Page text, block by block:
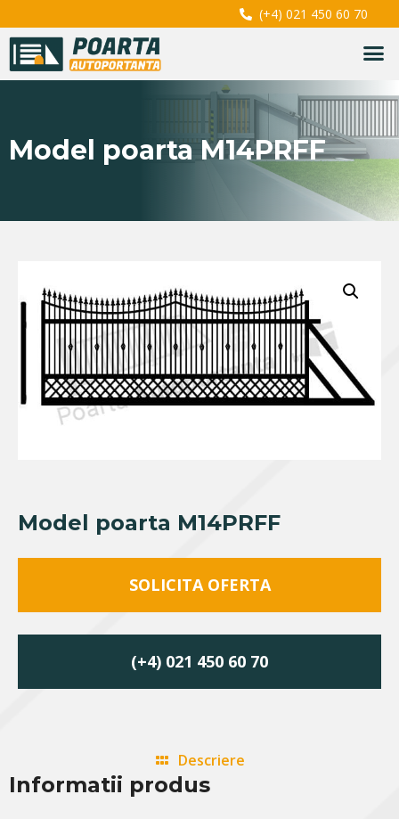
(+4) 021 450 60 70
Model poarta M14PRFF
Model poarta M14PRFF
SOLICITA OFERTA
(+4) 021 450 60 70
Descriere
Informatii produs